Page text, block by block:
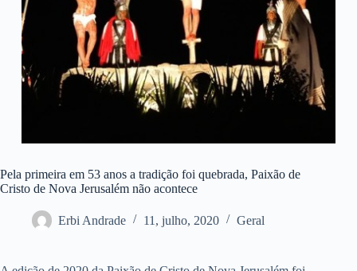
Pela primeira em 53 anos a tradição foi quebrada, Paixão de
Cristo de Nova Jerusalém não acontece
Erbi Andrade 11, julho, 2020 Geral